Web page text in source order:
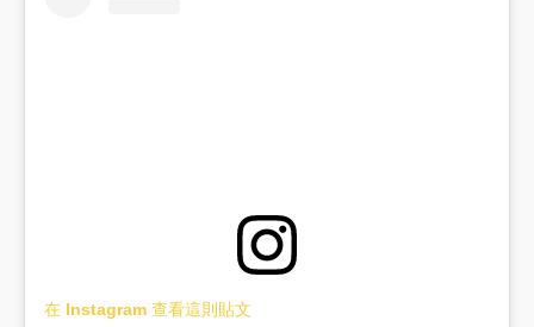
在 Instagram 查看這則貼文